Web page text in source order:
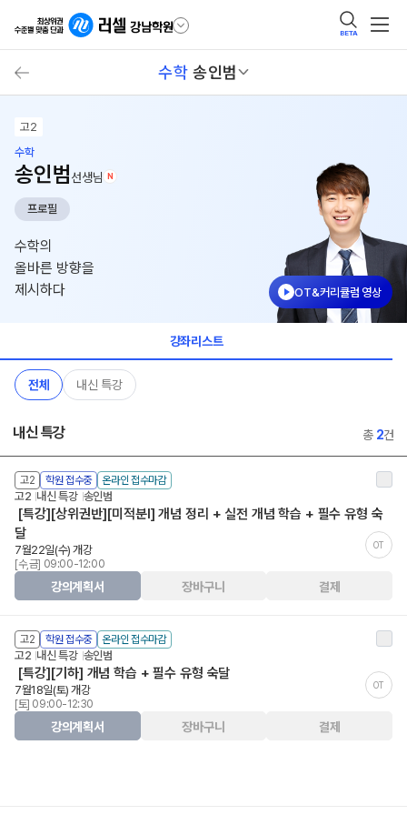
BETA
수학 송인범
고2
수학
송인범선생님 N
프로필
수학의
올바른 방향을
제시하다
OT&커리큘럼 영상
강좌리스트
전체 내신 특강
내신 특강 총 2건
고2 학원 접수중 온라인 접수마감
고2 내신 특강 송인범
[특강][상위권반][미적분I] 개념 정리 + 실전 개념 학습 + 필수 유형 숙
달
OT
7월22일(수) 개강
[수,금] 09:00-12:00
강의계획서 장바구니 결제
고2 학원 접수중 온라인 접수마감
고2 내신 특강 송인범
[특강][기하] 개념 학습 + 필수 유형 숙달
OT
7월18일(토) 개강
[토] 09:00-12:30
강의계획서 장바구니 결제